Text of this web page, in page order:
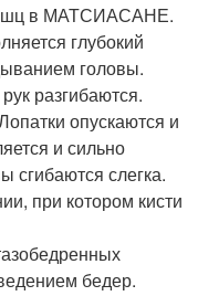
в МАТСИАСАНЕ.
глубокий
головы.
разгибаются.
опускаются и
и сильно
сгибаются слегка.
при котором кисти
бедер.